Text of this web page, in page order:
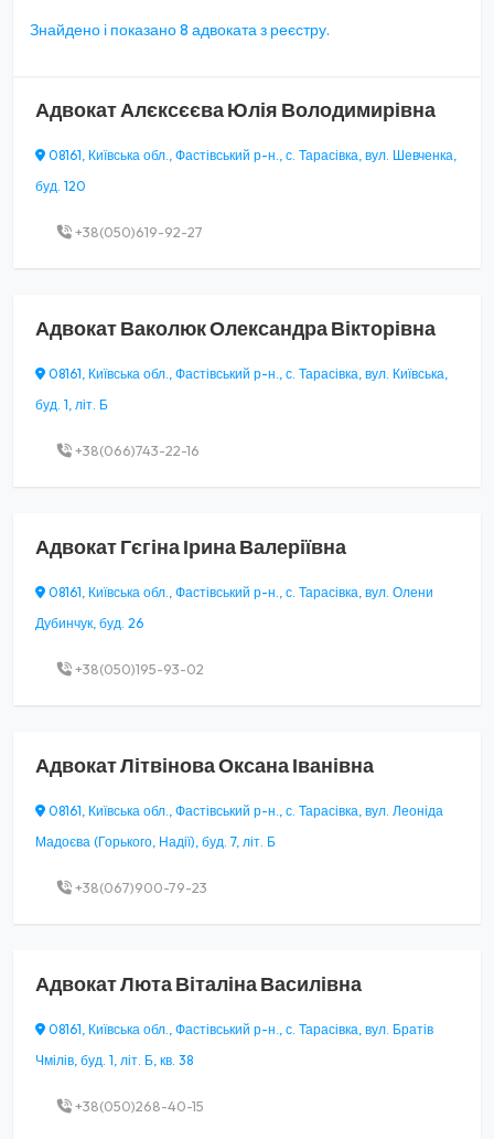
Знайдено і показано 8 адвоката з реєстру.
АдвокатАлєксєєва Юлія Володимирівна
08161, Київська обл., Фастівський р-н., с. Тарасівка, вул. Шевченка,
буд. 120
+38(050)619-92-27
АдвокатВаколюк Олександра Вікторівна
08161, Київська обл., Фастівський р-н., с. Тарасівка, вул. Київська,
буд. 1, літ. Б
+38(066)743-22-16
АдвокатГєгіна Ірина Валеріївна
08161, Київська обл., Фастівський р-н., с. Тарасівка, вул. Олени
Дубинчук, буд. 26
+38(050)195-93-02
АдвокатЛітвінова Оксана Іванівна
08161, Київська обл., Фастівський р-н., с. Тарасівка, вул. Леоніда
Мадоєва (Горького, Надії), буд. 7, літ. Б
+38(067)900-79-23
АдвокатЛюта Віталіна Василівна
08161, Київська обл., Фастівський р-н., с. Тарасівка, вул. Братів
Чмілів, буд. 1, літ. Б, кв. 38
+38(050)268-40-15